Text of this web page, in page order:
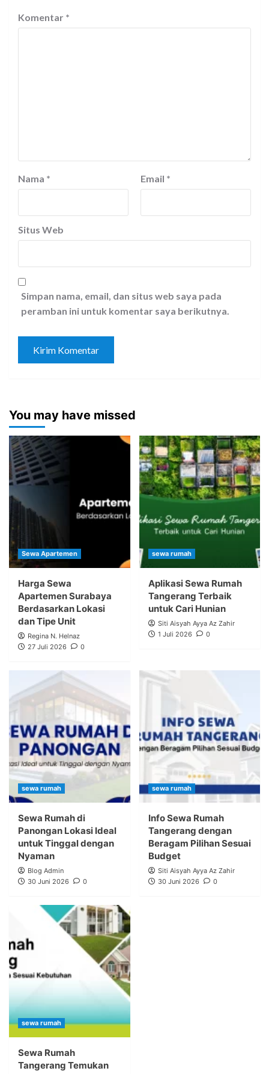
Komentar *
Nama * Email *
Situs Web
Simpan nama, email, dan situs web saya pada
peramban ini untuk komentar saya berikutnya.
You may have missed
Sewa Apartemen
Harga Sewa
Apartemen Surabaya
Berdasarkan Lokasi
dan Tipe Unit
Regina N. Helnaz
27 Juli 2026
0
sewa rumah
Aplikasi Sewa Rumah
Tangerang Terbaik
untuk Cari Hunian
Siti Aisyah Ayya Az Zahir
1 Juli 2026
0
sewa rumah
Sewa Rumah di
Panongan Lokasi Ideal
untuk Tinggal dengan
Nyaman
Blog Admin
30 Juni 2026
0
sewa rumah
Info Sewa Rumah
Tangerang dengan
Beragam Pilihan Sesuai
Budget
Siti Aisyah Ayya Az Zahir
30 Juni 2026
0
sewa rumah
Sewa Rumah
Tangerang Temukan